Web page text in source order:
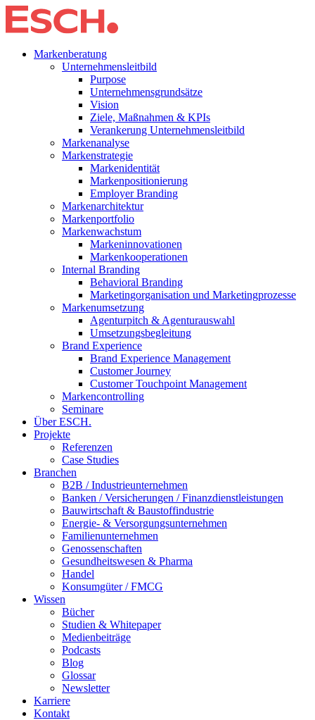
Markenberatung
Unternehmensleitbild
Purpose
Unternehmensgrundsätze
Vision
Ziele, Maßnahmen & KPIs
Verankerung Unternehmensleitbild
Markenanalyse
Markenstrategie
Markenidentität
Markenpositionierung
Employer Branding
Markenarchitektur
Markenportfolio
Markenwachstum
Markeninnovationen
Markenkooperationen
Internal Branding
Behavioral Branding
Marketingorganisation und Marketingprozesse
Markenumsetzung
Agenturpitch & Agenturauswahl
Umsetzungsbegleitung
Brand Experience
Brand Experience Management
Customer Journey
Customer Touchpoint Management
Markencontrolling
Seminare
Über ESCH.
Projekte
Referenzen
Case Studies
Branchen
B2B / Industrieunternehmen
Banken / Versicherungen / Finanzdienstleistungen
Bauwirtschaft & Baustoffindustrie
Energie- & Versorgungsunternehmen
Familienunternehmen
Genossenschaften
Gesundheitswesen & Pharma
Handel
Konsumgüter / FMCG
Wissen
Bücher
Studien & Whitepaper
Medienbeiträge
Podcasts
Blog
Glossar
Newsletter
Karriere
Kontakt